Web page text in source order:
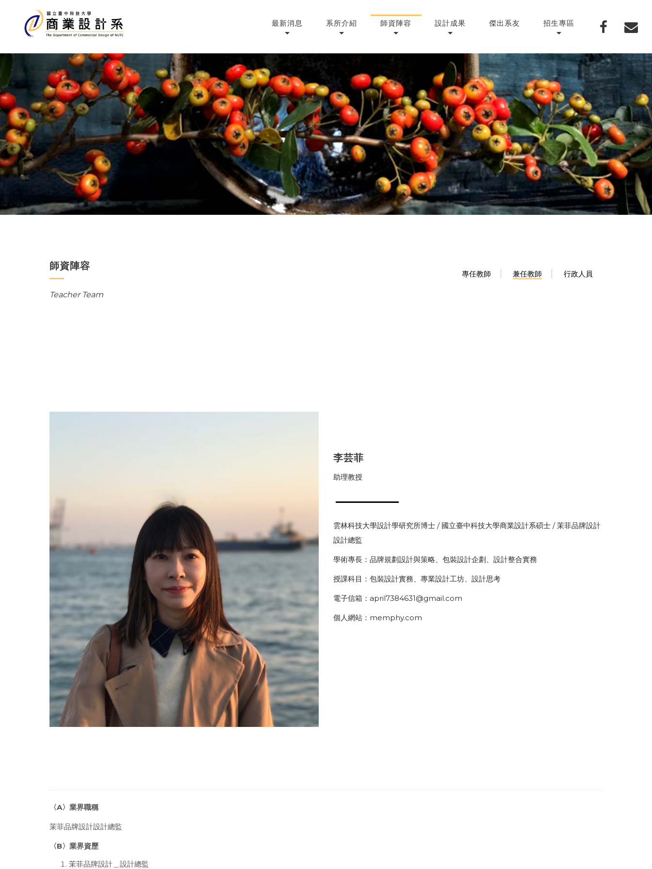
最新消息 系所介紹 師資陣容 設計成果 傑出系友 招生專區
師資陣容
Teacher Team
專任教師 兼任教師 行政人員
李芸菲
助理教授
雲林科技大學設計學研究所博士 / 國立臺中科技大學商業設計系碩士 / 茉菲品牌設計
設計總監
學術專長：品牌規劃設計與策略、包裝設計企劃、設計整合實務
授課科目：包裝設計實務、專業設計工坊、設計思考
電子信箱：april7384631@gmail.com
個人網站：memphy.com
〈A〉業界職稱
茉菲品牌設計設計總監
〈B〉業界資歷
茉菲品牌設計＿設計總監